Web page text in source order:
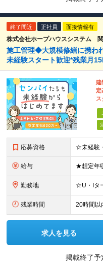
終了間近 正社員 面接情報有
株式会社ホープハウスシステム
施工管理◆大規模修繕に携わ
未経験スタート歓迎*残業月
建
定
ス
応募資格
給与
勤務地
残業時間 20時間以
求人を見る
掲載終了予